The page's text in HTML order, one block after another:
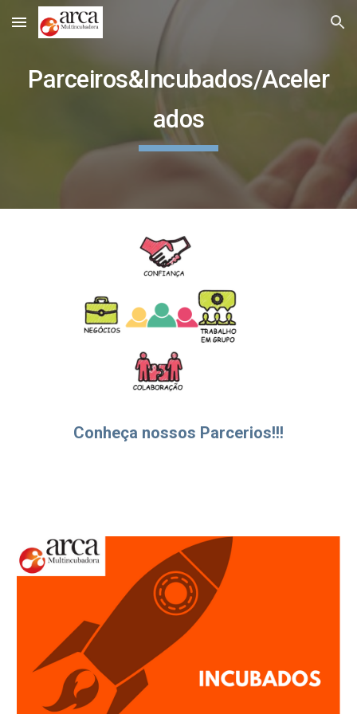
Skip to main content Skip to navigation
Parceiros&Incubados/Aceler
ados
Conheça nossos Parcerios!!!